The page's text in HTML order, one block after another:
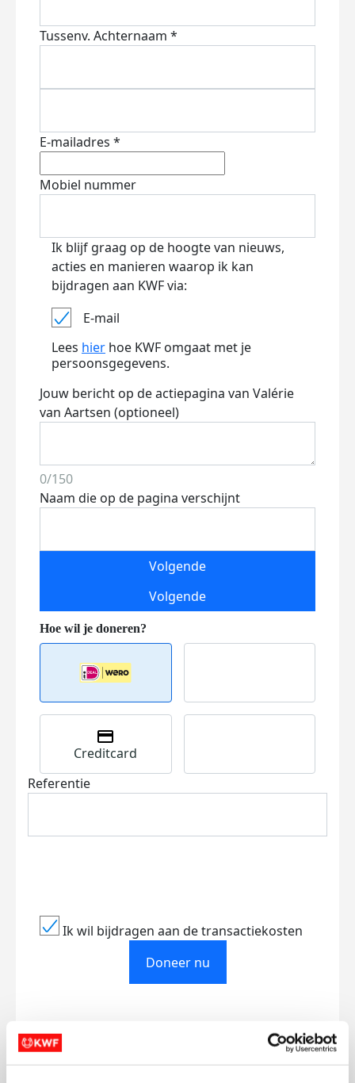
Tussenv. Achternaam *
E-mailadres *
Mobiel nummer
Ik blijf graag op de hoogte van nieuws,
acties en manieren waarop ik kan
bijdragen aan KWF via:
E-mail
Lees hier hoe KWF omgaat met je
persoonsgegevens.
Jouw bericht op de actiepagina van Valérie
van Aartsen (optioneel)
0/150
Naam die op de pagina verschijnt
Volgende
Volgende
Creditcard
Referentie
Ik wil bijdragen aan de transactiekosten
Doneer nu
Opgehaald Streefbedrag